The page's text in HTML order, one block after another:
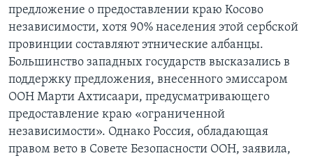
предложение о предоставлении краю Косово
независимости, хотя 90% населения этой сербской
провинции составляют этнические албанцы.
Большинство западных государств высказались в
поддержку предложения, внесенного эмиссаром
ООН Марти Ахтисаари, предусматривающего
предоставление краю «ограниченной
независимости». Однако Россия, обладающая
правом вето в Совете Безопасности ООН, заявила,